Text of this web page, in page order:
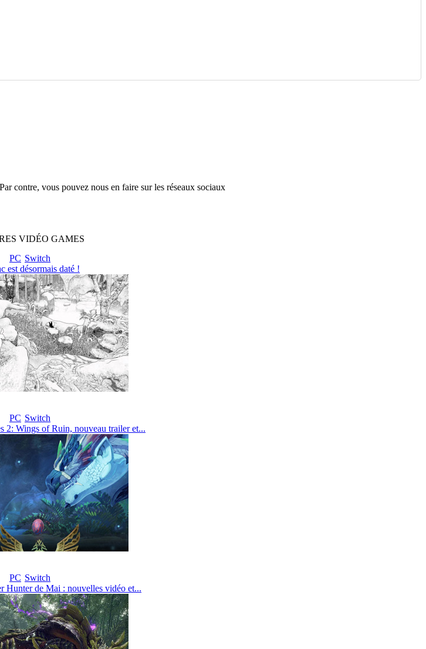
Par contre, vous pouvez nous en faire sur les réseaux sociaux
VIDÉO GAMES
PC Switch
est désormais daté !
PC Switch
2: Wings of Ruin, nouveau trailer et...
PC Switch
Hunter de Mai : nouvelles vidéo et...